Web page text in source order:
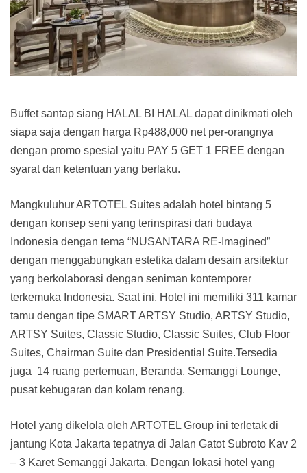
Buffet santap siang HALAL BI HALAL dapat dinikmati oleh
siapa saja dengan harga Rp488,000 net per-orangnya
dengan promo spesial yaitu PAY 5 GET 1 FREE dengan
syarat dan ketentuan yang berlaku.
Mangkuluhur ARTOTEL Suites adalah hotel bintang 5
dengan konsep seni yang terinspirasi dari budaya
Indonesia dengan tema “NUSANTARA RE-Imagined”
dengan menggabungkan estetika dalam desain arsitektur
yang berkolaborasi dengan seniman kontemporer
terkemuka Indonesia. Saat ini, Hotel ini memiliki 311 kamar
tamu dengan tipe SMART ARTSY Studio, ARTSY Studio,
ARTSY Suites, Classic Studio, Classic Suites, Club Floor
Suites, Chairman Suite dan Presidential Suite.Tersedia
juga 14 ruang pertemuan, Beranda, Semanggi Lounge,
pusat kebugaran dan kolam renang.
Hotel yang dikelola oleh ARTOTEL Group ini terletak di
jantung Kota Jakarta tepatnya di Jalan Gatot Subroto Kav 2
– 3 Karet Semanggi Jakarta. Dengan lokasi hotel yang